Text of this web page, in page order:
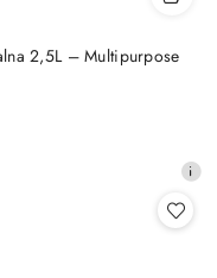
2,5L – Multipurpose